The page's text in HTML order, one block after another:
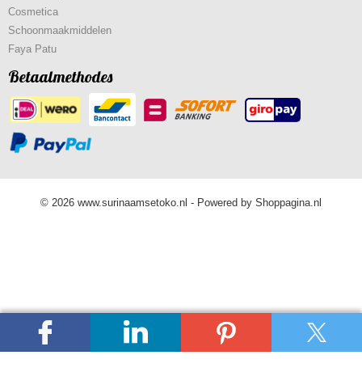
Cosmetica
Schoonmaakmiddelen
Faya Patu
Betaalmethodes
© 2026 www.surinaamsetoko.nl - Powered by Shoppagina.nl